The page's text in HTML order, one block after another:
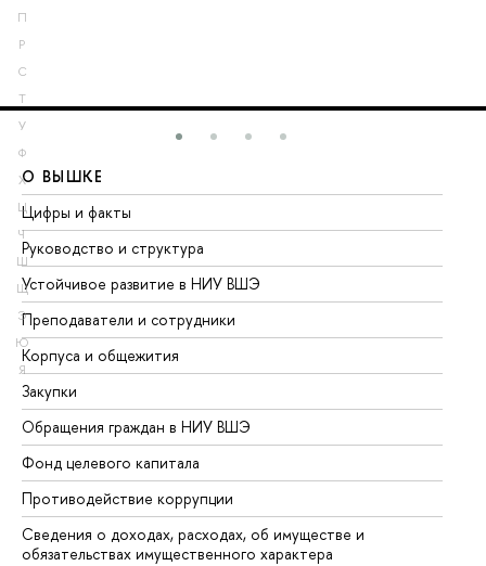
П
Р
С
Т
У
Ф
Х
Ц
Ч
Ш
Щ
Э
Ю
Я
О ВЫШКЕ
Цифры и факты
Руководство и структура
Устойчивое развитие в НИУ ВШЭ
Преподаватели и сотрудники
Корпуса и общежития
Закупки
Обращения граждан в НИУ ВШЭ
Фонд целевого капитала
Противодействие коррупции
Сведения о доходах, расходах, об имуществе и
обязательствах имущественного характера